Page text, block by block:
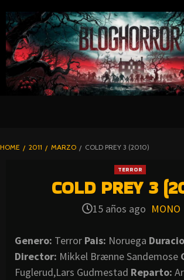
TO
CONTENT
BLOGHORROR
HOME 2011 MARZO COLD PREY 3 (2010)
TERROR
COLD PREY 3
15 años ago MONO
Genero: Terror Pais: Noruega
Director: Mikkel Brænne Sandemose
Fuglerud,Lars Gudmestad Reparto: